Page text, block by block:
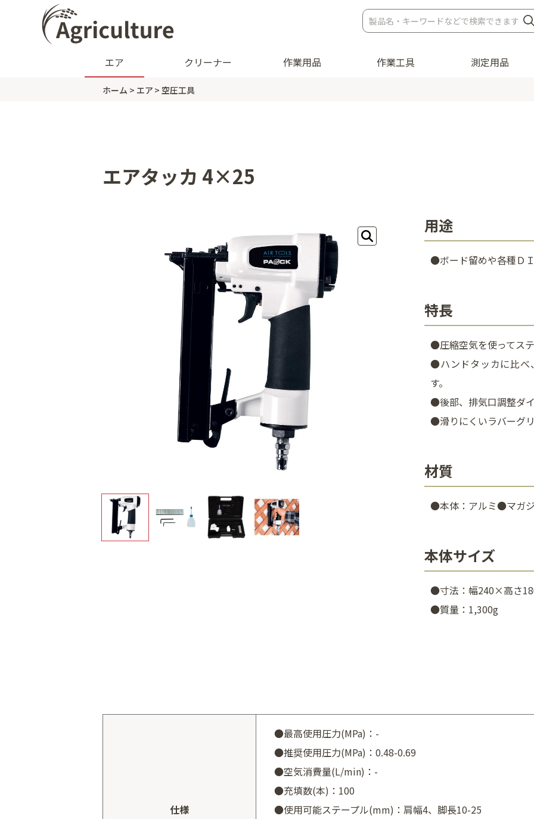
エア クリーナー 作業用品 作業工具 測定用品
ホーム エア 空圧工具
エアタッカ 4×25
用途
●ボード留めや各種Ｄ
特長
●圧縮空気を使ってス
●ハンドタッカに比べ
す。
●後部、排気口調整ダイ
●滑りにくいラバーグリ
材質
●本体：アルミ●マガ
本体サイズ
●寸法：幅240×高さ
●質量：1,300g
仕様
●最高使用圧力(MPa)：-
●推奨使用圧力(MPa)：0.48-0.69
●空気消費量(L/min)：-
●充填数(本)：100
●使用可能ステープル(mm)：肩幅4、脚長10-25